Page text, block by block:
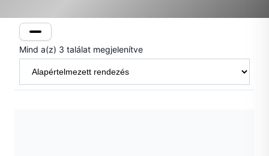
Mind a(z) 3 találat megjelenítve